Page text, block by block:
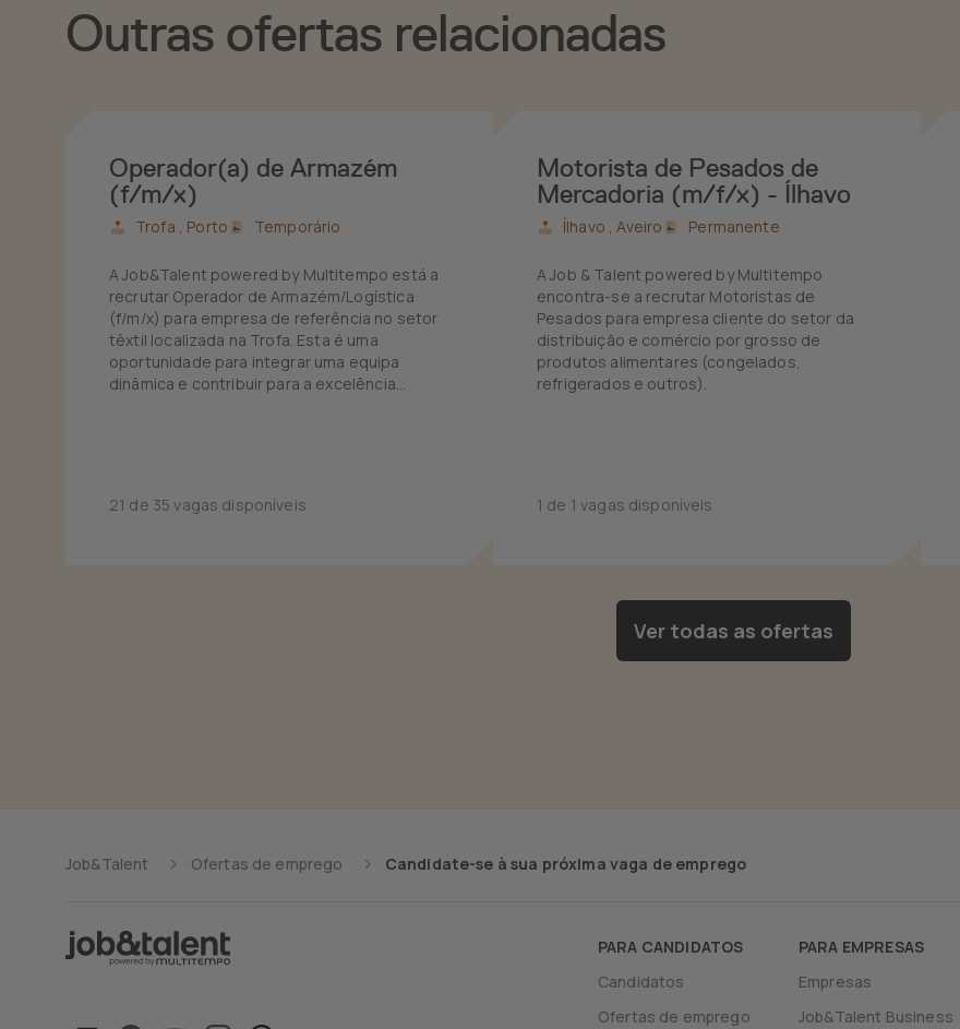
Outras ofertas relacionadas
Operador(a) de Armazém
(f/m/x)
Trofa , Porto Temporário
A Job&Talent powered by Multitempo está a
recrutar Operador de Armazém/Logística
(f/m/x) para empresa de referência no setor
têxtil localizada na Trofa. Esta é uma
oportunidade para integrar uma equipa
dinâmica e contribuir para a excelência
21 de 35 vagas disponíveis
Motorista de Pesados de
Mercadoria (m/f/x) - Ílhavo
Ílhavo ,Aveiro Permanente
A Job & Talent powered by Multitempo
encontra-se a recrutar Motoristas de
Pesados para empresa cliente do setor da
distribuição e comércio por grosso de
produtos alimentares (congelados,
refrigerados e outros).
1 de 1 vagas disponíveis
Ver todas as ofertas
Job&Talent Ofertas de emprego Candidate-se à sua próxima vaga de emprego
PARA CANDIDATOS
Candidatos
Ofertas de emprego
PARA EMPRESAS
Empresas
Job&Talent Business